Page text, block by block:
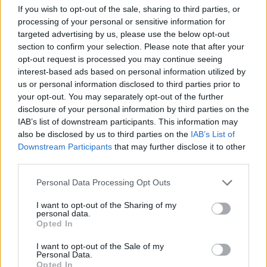
If you wish to opt-out of the sale, sharing to third parties, or
processing of your personal or sensitive information for
targeted advertising by us, please use the below opt-out
section to confirm your selection. Please note that after your
opt-out request is processed you may continue seeing
interest-based ads based on personal information utilized by
us or personal information disclosed to third parties prior to
your opt-out. You may separately opt-out of the further
disclosure of your personal information by third parties on the
IAB’s list of downstream participants. This information may
also be disclosed by us to third parties on the IAB’s List of
Downstream Participants that may further disclose it to other
Personal Data Processing Opt Outs
I want to opt-out of the Sharing of my
personal data.
Opted In
I want to opt-out of the Sale of my
Personal Data.
Opted In
desvelado y más que claro:
un virus la ha dejado KO
"Los últimos dos días me he sentido de manera horrible.
Creo que tengo algún tipo de virus: sé que todos
vosotros queréis respuestas, pero principalmente
tendría cuidado. Algunas horas he estado bien, pero
otras me estaba sintiendo verdaderamente mal. He
oído que hay algo en el vestuario, un virus rulando, que
se encuentra en algún sitio ahí afuera. Sé que voy a
estar bien en un par de días, pero hoy me he sentido con
cero energía, con cero estabilidad.
peor. Pensé que quizás hoy las cosas estarían mejor, y